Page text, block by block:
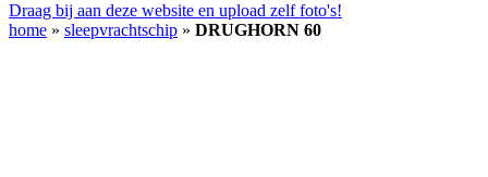
Draag bij aan deze website en upload zelf foto's!
home » sleepvrachtschip » DRUGHORN 60